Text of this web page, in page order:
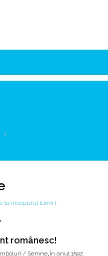
la începutul lumii ]
românesc!
/ Semne„În anul 1597,